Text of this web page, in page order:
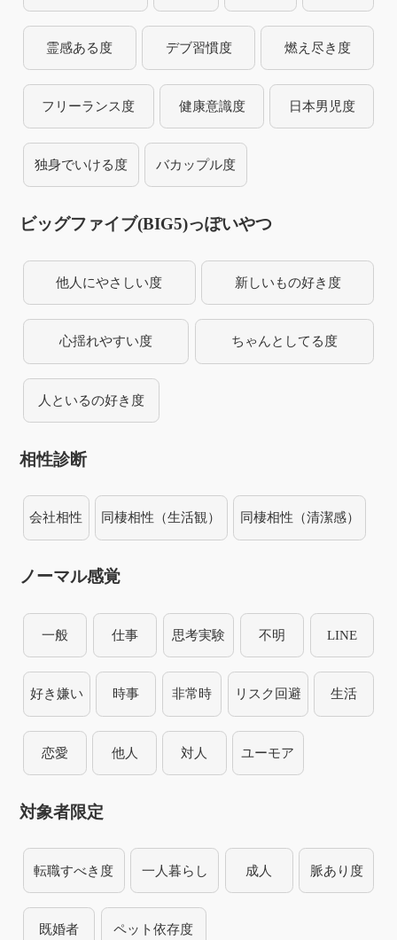
霊感ある度 デブ習慣度 燃え尽き度
フリーランス度 健康意識度 日本男児度
独身でいける度 バカップル度
ビッグファイブ(BIG5)っぽいやつ
他人にやさしい度 新しいもの好き度
心揺れやすい度 ちゃんとしてる度
人といるの好き度
相性診断
会社相性 同棲相性（生活観） 同棲相性（清潔感）
ノーマル感覚
一般 仕事 思考実験 不明 LINE
好き嫌い 時事 非常時 リスク回避 生活
恋愛 他人 対人 ユーモア
対象者限定
転職すべき度 一人暮らし 成人 脈あり度
既婚者 ペット依存度